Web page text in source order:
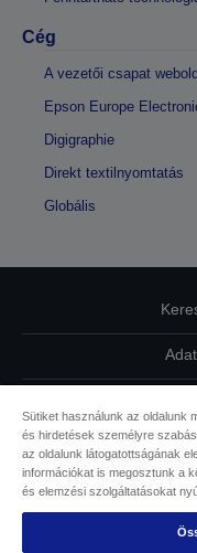
Cég
A vezetői csapat
Epson Europe
Digigraphie
Direkt textilnyomtatás
Globális
Sütikkel
Az Epson
Sütiket használunk az oldalunk
és hirdetések személyre
az oldalunk látogatottságának
információkat is megosztunk a
és elemzési szolgáltatásokat